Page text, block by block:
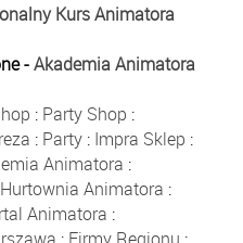
Kurs Animatora
-Akademia Animatora
: Party Shop :
: Party : Impra Sklep :
Animatora :
Hurtownia Animatora :
Animatora :